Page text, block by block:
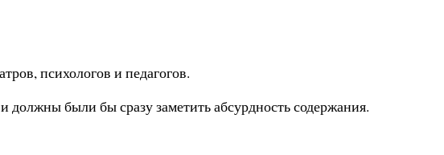
психологов и педагогов.
были бы сразу заметить абсурдность содержания.